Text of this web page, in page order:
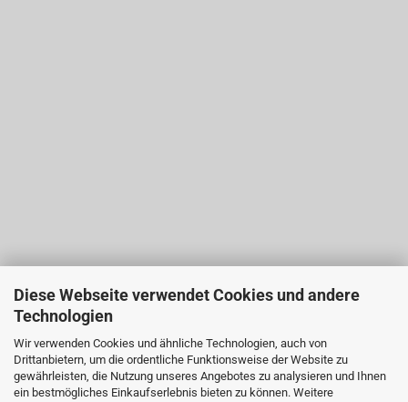
Diese Webseite verwendet Cookies und andere
Technologien
Wir verwenden Cookies und ähnliche Technologien, auch von
Drittanbietern, um die ordentliche Funktionsweise der Website zu
gewährleisten, die Nutzung unseres Angebotes zu analysieren und Ihnen
ein bestmögliches Einkaufserlebnis bieten zu können. Weitere